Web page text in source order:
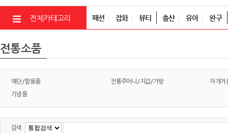
전체카테고리 패션 잡화 뷰티 출산 유아 완구
전통소품
예단/함용품 전통주머니/지갑/가방 자개거
기념품
검색